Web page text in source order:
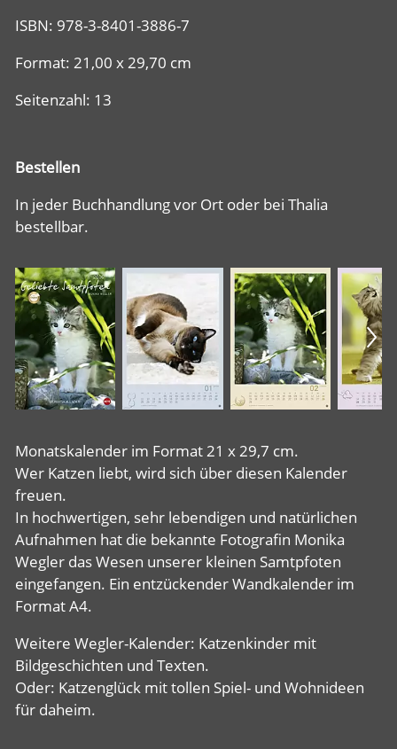
ISBN: 978-3-8401-3886-7
Format: 21,00 x 29,70 cm
Seitenzahl: 13
Bestellen
In jeder Buchhandlung vor Ort oder bei Thalia
bestellbar.
Monatskalender im Format 21 x 29,7 cm.
Wer Katzen liebt, wird sich über diesen Kalender
freuen.
In hochwertigen, sehr lebendigen und natürlichen
Aufnahmen hat die bekannte Fotografin Monika
Wegler das Wesen unserer kleinen Samtpfoten
eingefangen. Ein entzückender Wandkalender im
Format A4.
Weitere Wegler-Kalender: Katzenkinder mit
Bildgeschichten und Texten.
Oder: Katzenglück mit tollen Spiel- und Wohnideen
für daheim.